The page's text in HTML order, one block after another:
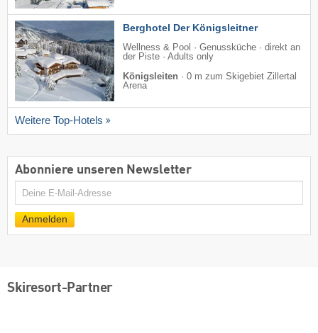
Berghotel Der Königsleitner
Wellness & Pool · Genussküche · direkt an
der Piste · Adults only
Königsleiten · 0 m zum Skigebiet Zillertal
Arena
Weitere Top-Hotels
Abonniere unseren Newsletter
E-
Anmelden
Skiresort-Partner